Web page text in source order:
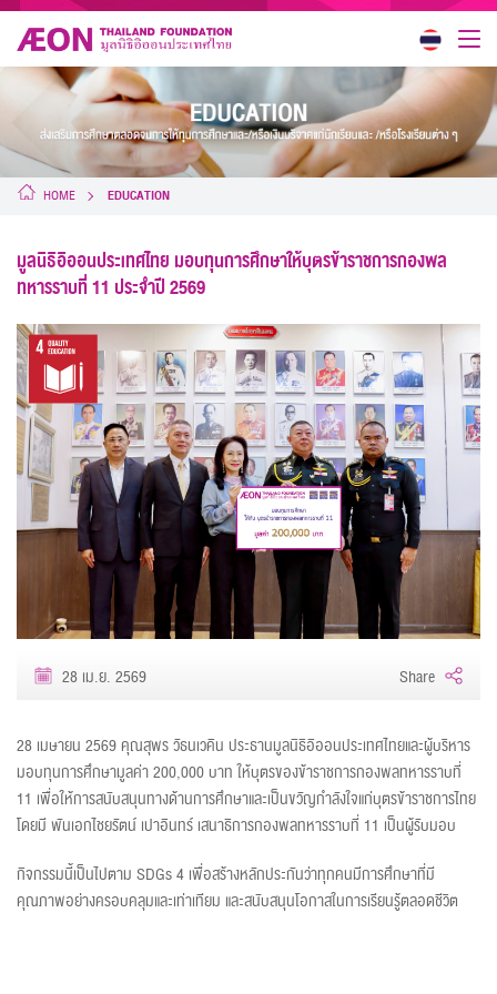
HOME EDUCATION
มูลนิธิอิออนประเทศไทย มอบทุนการศึกษาให้บุตรข้าราชการกองพล
ทหารราบที่ 11 ประจำปี 2569
28 เม.ย. 2569 Share
28 เมษายน 2569 คุณสุพร วัธนเวคิน ประธานมูลนิธิอิออนประเทศไทยและผู้บริหาร
มอบทุนการศึกษามูลค่า 200,000 บาท ให้บุตรของข้าราชการกองพลทหารราบที่
11 เพื่อให้การสนับสนุนทางด้านการศึกษาและเป็นขวัญกำลังใจแก่บุตรข้าราชการไทย
โดยมี พันเอกไชยรัตน์ เปาอินทร์ เสนาธิการกองพลทหารราบที่ 11 เป็นผู้รับมอบ
กิจกรรมนี้เป็นไปตาม SDGs 4 เพื่อสร้างหลักประกันว่าทุกคนมีการศึกษาที่มี
คุณภาพอย่างครอบคลุมและเท่าเทียม และสนับสนุนโอกาสในการเรียนรู้ตลอดชีวิต